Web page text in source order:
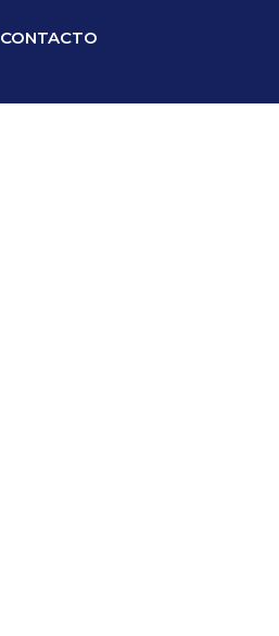
CONTACTO